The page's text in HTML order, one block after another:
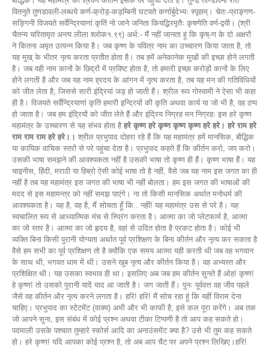
वितनुते तुणडावली-लब्धये कर्ण-क्रोड़-कड़म्बिनी घटयते कर्णार्बुदेभ्यः स्पृहाम्। चेतः-प्राङ्गण-
सङ्गिनी विजयते सर्वेन्द्रियाणां कृतिं नो जाने जनिता कियद्भिरमृतैः कृषणेति वर्ण-द्वयी। (श्री
चैतन्य चरितामृत अन्त्य लीला श्लोक१.९९) अर्थ:- मैं नहीं जानता हूं कि कृष्-ण के दो अक्षरों
ने कितना अमृत उत्पन्न किया है। जब कृष्ण के पवित्र नाम का उच्चारण किया जाता है, तो
यह मुख् के भीतर नृत्य करता प्रतीत होता है। तब हमें अनेकानेक मुखों की इच्छा होने लगती
है। जब वही नाम कानों के छिद्रों में प्रविष्ट होता है, तो हमारी इच्छा करोड़ों कानों के लिए
होने लगती है और जब यह नाम ह्रदय के आंगन में नृत्य करता है, तब यह मन की गतिविधियों
को जीत लेता है, जिससे सारी इंद्रियां जड़ हो जाती हैं। श्रील रूप गोस्वामी ने ऐसा भी कहा
ही है। विजयते सर्वेन्द्रियाणां कृतिं हमारी इन्द्रियों की कृति अथवा कार्य या जो भी है, वह ठप्प
हो जाता है। जब हम इंद्रियों को जीत लेते हैं और इंद्रिय निग्रह मन निग्रहः इस हरे कृष्ण
महामंत्र के उच्चारण से यह संभव होता है हरे कृष्ण हरे कृष्ण कृष्ण कृष्ण हरे हरे। हरे राम हरे
राम राम राम हरे हरे।। श्रील प्रभुपाद दोहरा रहे हैं कि यह महामंत्र हमें मानसिक, बौद्धिक
या कायिक वाचिक स्तरों से परे पहुंचा देता है। प्रभुपाद कहते हैं कि कीर्तन करो, जप करो।
उसकी भाषा समझने की आवश्यकता नहीं है उसकी भाषा तो कृष्ण ही हैं। कृष्ण भाषा हैं। यह
चाइनीस, हिंदी, मराठी या हिब्रो ऐसी कोई भाषा तो है नहीं, वैसे जब यह नाम इस जगत का ही
नहीं है तब यह महामंत्र इस जगत की भाषा भी नहीं बोलता। हम इस जगत की भाषाओं की
मदद से इस महामन्त्र को नहीं समझ पाएंगे। ना तो किसी मानसिक अर्थात मनोधर्म की
आवश्यकता है। यह है, वह है, मैं सोचता हूँ कि.. नहीं! यह महामंत्र उस से परे है। यह
स्वचालित रूप से आध्यात्मिक मंच से स्प्रिंग करता है। आत्मा का जो प्लेटफार्म है, आत्मा
का जो स्तर है। आत्मा का जो हृदय है, वहां से उदित होता है प्रकट होता है। कोई भी
व्यक्ति बिना किसी पुरानी योग्यता अर्थात पूर्व प्रशिक्षण के बिना कीर्तन और नृत्य कर सकता है
वैसे हम सभी का पूर्व प्रशिक्षण तो है क्योंकि एक समय आत्मा यही करती थी जब वह भगवान
के साथ थी, भगवत धाम में थी। उसने खूब नृत्य और कीर्तन किया है। वह अभ्यस्त और
प्रशिक्षित थी। यह उसका स्वभाव ही था। इसलिए अब जब हम कीर्तन सुनते हैं ओह! कृष्ण!
हे कृष्ण! तो उसको पुरानी यादें याद आ जाती है। जग जाती हैं। पुनः पूर्ववत्त वह जीव पहले
जैसे वह कीर्तन और नृत्य करने लगता है। हरि! हरि! मैं सोच रहा हूं कि यहीं विराम देना
चाहिए। प्रभुपाद का स्टेटमेंट (वाक्य) अभी और भी काफी है, इसे कल पूरा करेंगे। अब तक
जो आपने सुना, इस संबंध में कोई प्रश्न अथवा टीका टिप्पणी है तो आप कह सकते हो।
पदमाली उसके पश्चात तुम्हारे स्कोर्स आदि का अनाउंसमेंट क्या है? उसे भी तुम कह सकते
हो। हरे कृष्ण! यदि आपका कोई प्रश्न है, तो अब आप चैट पर अपने प्रश्न लिखिए।हरि!